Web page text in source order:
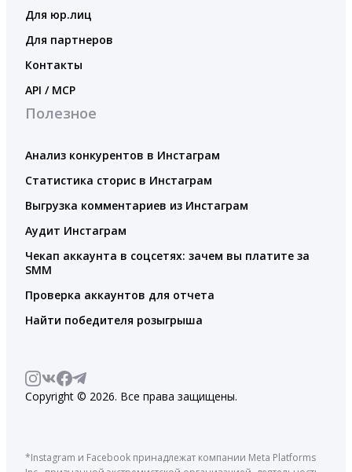
Для юр.лиц
Для партнеров
Контакты
API / MCP
Полезное
Анализ конкурентов в Инстаграм
Статистика сторис в Инстаграм
Выгрузка комментариев из Инстаграм
Аудит Инстаграм
Чекап аккаунта в соцсетях: зачем вы платите за
SMM
Проверка аккаунтов для отчета
Найти победителя розыгрыша
Copyright © 2026. Все права защищены.
*Instagram и Facebook принадлежат компании Meta Platforms